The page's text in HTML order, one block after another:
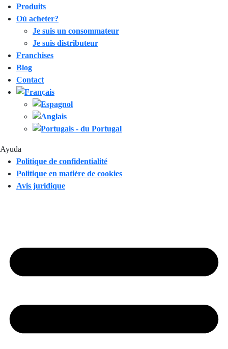
Produits
Où acheter?
Je suis un consommateur
Je suis distributeur
Franchises
Blog
Contact
Ayuda
Politique de confidentialité
Politique en matière de cookies
Avis juridique